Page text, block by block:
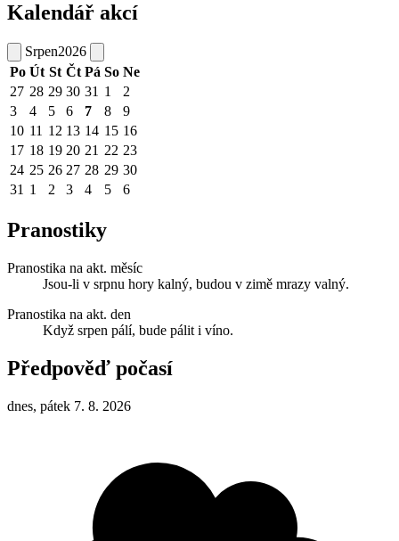
Kalendář akcí
Srpen2026
Po Út St Čt Pá So Ne
27 28 29 30 31 1
2
3
4 5 6 7 8
9
10 11 12 13 14 15 16
17 18 19 20 21 22 23
24 25 26 27 28 29 30
31 1 2 3 4 5 6
Pranostiky
Pranostika na akt. měsíc
Jsou-li v srpnu hory kalný, budou v zimě mrazy valný.
Pranostika na akt. den
Když srpen pálí, bude pálit i víno.
Předpověď počasí
dnes, pátek 7. 8. 2026